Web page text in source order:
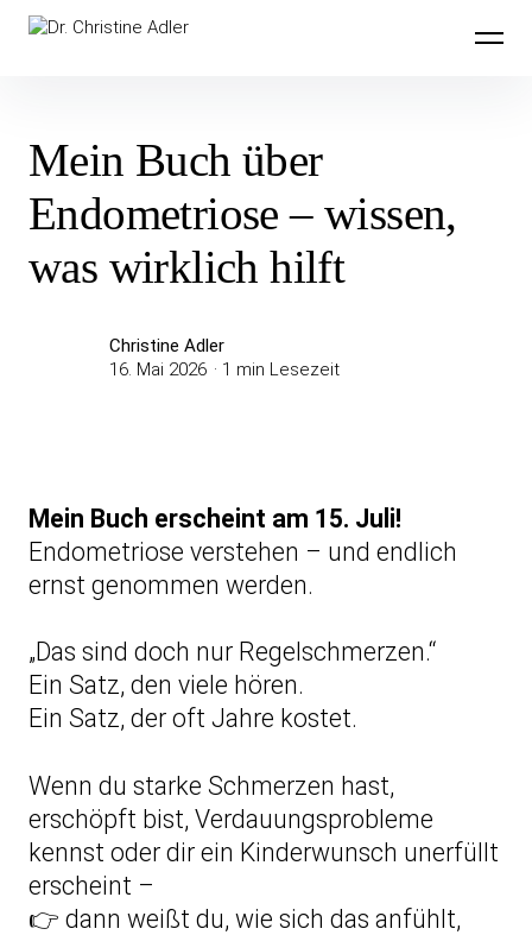
Inhalte
überspringen
Dr. Christine Adler
Mein Buch über
Endometriose – wissen,
was wirklich hilft
Christine Adler
16. Mai 2026
1 min Lesezeit
Mein Buch erscheint am 15. Juli!
Endometriose verstehen – und endlich
ernst genommen werden.
„Das sind doch nur Regelschmerzen.“
Ein Satz, den viele hören.
Ein Satz, der oft Jahre kostet.
Wenn du starke Schmerzen hast,
erschöpft bist, Verdauungsprobleme
kennst oder dir ein Kinderwunsch unerfüllt
erscheint –
👉 dann weißt du, wie sich das anfühlt,